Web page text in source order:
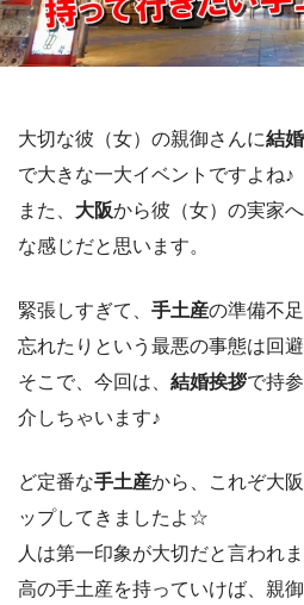
大切な彼（女）の親御さんに結
で大きな一大イベントですよね♪
また、 大阪から彼（女）の実家
な感じだと思います。
緊張しすぎて、 手土産の準備不
忘れたりという最悪の事態は回
そこで、今回は、 結婚挨拶で持
介しちゃいます♪
ど定番な手土産から、これぞ大
ップしてきましたよ☆
人は第一印象が大切だと言われ
高の手土産を持っていけば、親